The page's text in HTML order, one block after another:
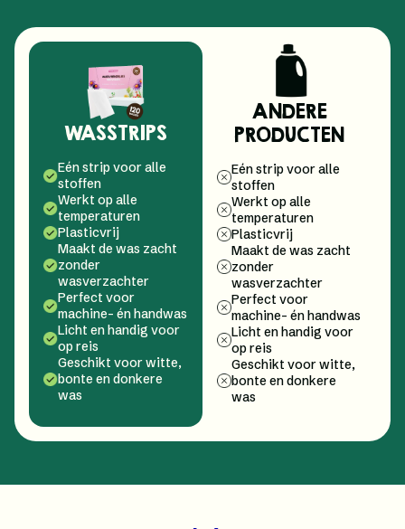
WASSTRIPS
Eén strip voor alle
stoffen
Werkt op alle
temperaturen
Plasticvrij
Maakt de was zacht
zonder
wasverzachter
Perfect voor
machine- én handwas
Licht en handig voor
op reis
Geschikt voor witte,
bonte en donkere
was
ANDERE
PRODUCTEN
Eén strip voor alle
stoffen
Werkt op alle
temperaturen
Plasticvrij
Maakt de was zacht
zonder
wasverzachter
Perfect voor
machine- én handwas
Licht en handig voor
op reis
Geschikt voor witte,
bonte en donkere
was